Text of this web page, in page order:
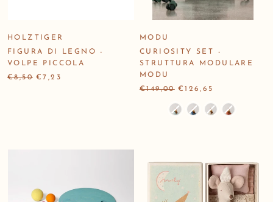
HOLZTIGER
FIGURA DI LEGNO -
VOLPE PICCOLA
€8,50 €7,23
MODU
CURIOSITY SET -
STRUTTURA MODULARE
MODU
€149,00 €126,65